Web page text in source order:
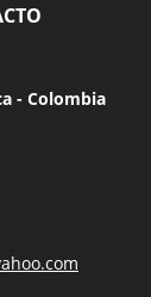
- Colombia